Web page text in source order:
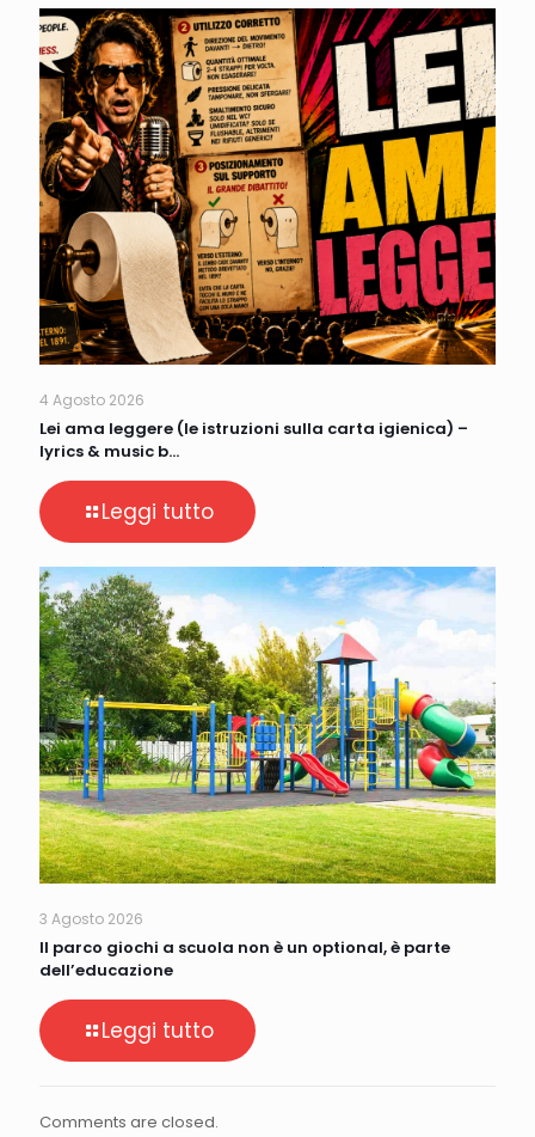
4 Agosto 2026
Lei ama leggere (le istruzioni sulla carta igienica) –
lyrics & music b…
Leggi tutto
3 Agosto 2026
Il parco giochi a scuola non è un optional, è parte
dell’educazione
Leggi tutto
Comments are closed.